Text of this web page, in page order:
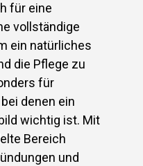
für eine
vollständige
ein natürliches
die Pflege zu
für
denen ein
wichtig ist. Mit
Bereich
und